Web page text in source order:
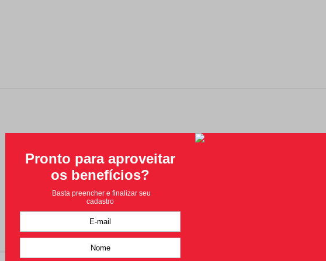
Classificação média: 0
Faça login para escrever uma avaliação.